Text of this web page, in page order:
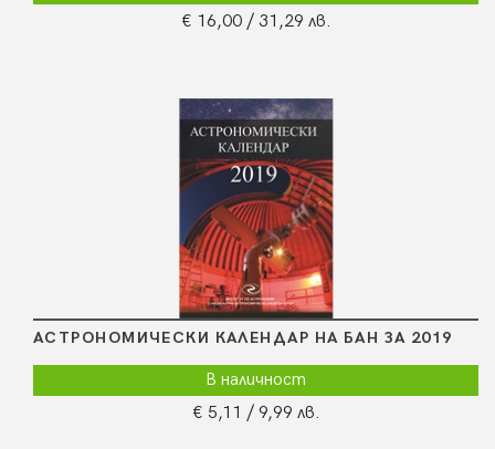
€ 16,00 / 31,29 лв.
АСТРОНОМИЧЕСКИ КАЛЕНДАР НА БАН ЗА 2019
В наличност
€ 5,11 / 9,99 лв.